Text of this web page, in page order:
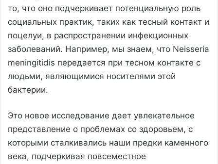
то, что оно подчеркивает потенциальную роль
социальных практик, таких как тесный контакт и
поцелуи, в распространении инфекционных
заболеваний. Например, мы знаем, что Neisseria
meningitidis передается при тесном контакте с
людьми, являющимися носителями этой
бактерии.
Это новое исследование дает увлекательное
представление о проблемах со здоровьем, с
которыми сталкивались наши предки каменного
века, подчеркивая повсеместное